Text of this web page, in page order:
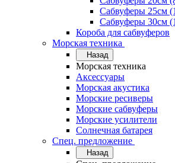
Сабвуферы 25см
Сабвуферы 30см
Короба для сабвуферов
Морская техника
Назад
Морская техника
Аксессуары
Морская акустика
Морские ресиверы
Морские сабвуферы
Морские усилители
Солнечная батарея
Спец. предложение
Назад